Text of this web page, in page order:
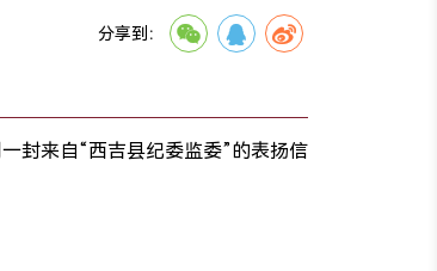
分享到：
封来自“西吉县纪委监委”的表扬信